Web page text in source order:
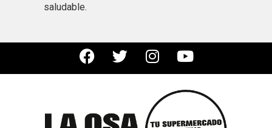
saludable.